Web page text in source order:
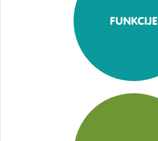
FUNKCIJE